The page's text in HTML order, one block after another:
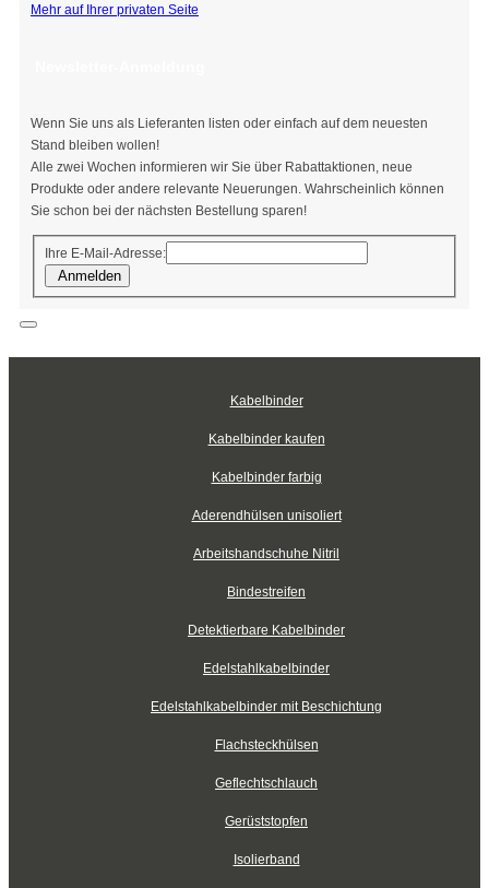
Mehr auf Ihrer privaten Seite
Wenn Sie uns als Lieferanten listen oder einfach auf dem neuesten
Stand bleiben wollen!
Alle zwei Wochen informieren wir Sie über Rabattaktionen, neue
Produkte oder andere relevante Neuerungen. Wahrscheinlich können
Sie schon bei der nächsten Bestellung sparen!
Ihre E-Mail-Adresse:
Anmelden
Kabelbinder
Kabelbinder kaufen
Kabelbinder farbig
Aderendhülsen unisoliert
Arbeitshandschuhe Nitril
Bindestreifen
Detektierbare Kabelbinder
Edelstahlkabelbinder
Edelstahlkabelbinder mit Beschichtung
Flachsteckhülsen
Geflechtschlauch
Gerüststopfen
Isolierband